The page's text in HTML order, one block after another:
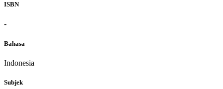
ISBN
-
Bahasa
Indonesia
Subjek